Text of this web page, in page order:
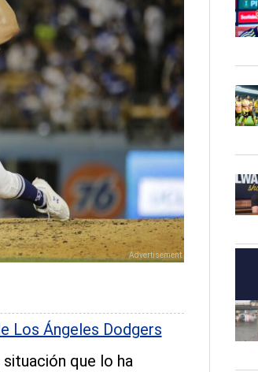
Los Ángeles Dodgers
que lo ha